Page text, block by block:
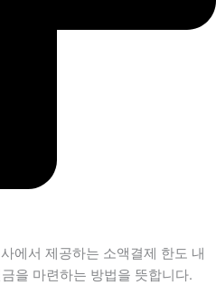
에서 제공하는 소액결제 한도 내
을 마련하는 방법을 뜻합니다.